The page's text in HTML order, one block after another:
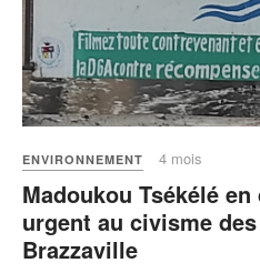
ENVIRONNEMENT 4 mois
Madoukou Tsékélé en
urgent au civisme
Brazzaville